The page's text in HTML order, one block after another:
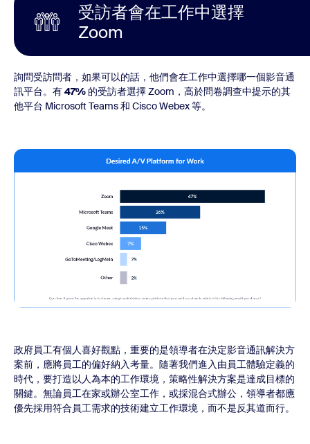
受訪者會在工作中選擇
Zoom
詢問受訪問者，如果可以的話，他們會在工作中選擇哪一個影音通
訊平台。有47% 的受訪者選擇 Zoom，高於問卷調查中提示的其
他平台 Microsoft Teams 和 Cisco Webex 等。
政府員工有個人喜好觀點，重要的是領導者在決定影音通訊解決方
案前，應將員工的偏好納入考量。隨著我們進入由員工體驗定義的
時代，要打造以人為本的工作環境，策略性解決方案是達成目標的
關鍵。無論員工在家或辦公室工作，或採混合式辦公，領導者都應
優先採用符合員工需求的技術建立工作環境，而不是反其道而行。